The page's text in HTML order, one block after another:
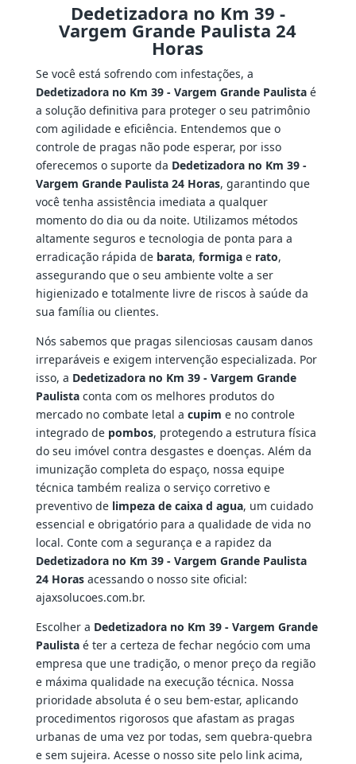
Dedetizadora no Km 39 -
Vargem Grande Paulista 24
Horas
Se você está sofrendo com infestações, a
Dedetizadora no Km 39 - Vargem Grande Paulistaé
a solução definitiva para proteger o seu patrimônio
com agilidade e eficiência. Entendemos que o
controle de pragas não pode esperar, por isso
oferecemos o suporte da Dedetizadora no Km 39 -
Vargem Grande Paulista 24 Horas, garantindo que
você tenha assistência imediata a qualquer
momento do dia ou da noite. Utilizamos métodos
altamente seguros e tecnologia de ponta para a
erradicação rápida de barata, formigae rato,
assegurando que o seu ambiente volte a ser
higienizado e totalmente livre de riscos à saúde da
sua família ou clientes.
Nós sabemos que pragas silenciosas causam danos
irreparáveis e exigem intervenção especializada. Por
isso, a Dedetizadora no Km 39 - Vargem Grande
Paulistaconta com os melhores produtos do
mercado no combate letal a cupim e no controle
integrado de pombos, protegendo a estrutura física
do seu imóvel contra desgastes e doenças. Além da
imunização completa do espaço, nossa equipe
técnica também realiza o serviço corretivo e
preventivo de limpeza de caixa d agua, um cuidado
essencial e obrigatório para a qualidade de vida no
local. Conte com a segurança e a rapidez da
Dedetizadora no Km 39 - Vargem Grande Paulista
24 Horasacessando o nosso site oficial:
ajaxsolucoes.com.br.
Escolher a Dedetizadora no Km 39 - Vargem Grande
Paulistaé ter a certeza de fechar negócio com uma
empresa que une tradição, o menor preço da região
e máxima qualidade na execução técnica. Nossa
prioridade absoluta é o seu bem-estar, aplicando
procedimentos rigorosos que afastam as pragas
urbanas de uma vez por todas, sem quebra-quebra
e sem sujeira. Acesse o nosso site pelo link acima,